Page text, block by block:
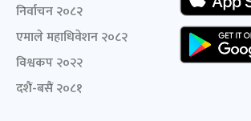
निर्वाचन २०८२
एमाले महाधिवेशन २०८२
विश्वकप २०२२
दशैं-बसैं २०८१